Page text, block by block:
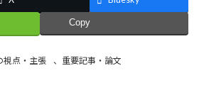
Copy
視点・主張 、 重要記事・論文